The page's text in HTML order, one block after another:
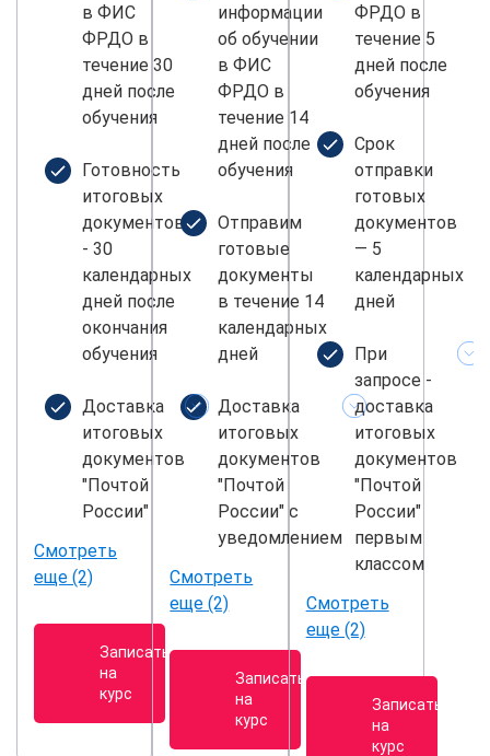
в ФИС
ФРДО в
течение 30
дней после
обучения
Готовность
итоговых
документов
- 30
календарных
дней после
окончания
обучения
Доставка
итоговых
документов
"Почтой
России"
Смотреть
еще (2)
Записаться
на
курс
информации
об обучении
в ФИС
ФРДО в
течение 14
дней после
обучения
Отправим
готовые
документы
в течение 14
календарных
дней
Доставка
итоговых
документов
"Почтой
России" с
уведомлением
Смотреть
еще (2)
Записаться
на
курс
ФРДО в
течение 5
дней после
обучения
Срок
отправки
готовых
документов
— 5
календарных
дней
При
запросе -
доставка
итоговых
документов
"Почтой
России"
первым
классом
Смотреть
еще (2)
Записаться
на
курс